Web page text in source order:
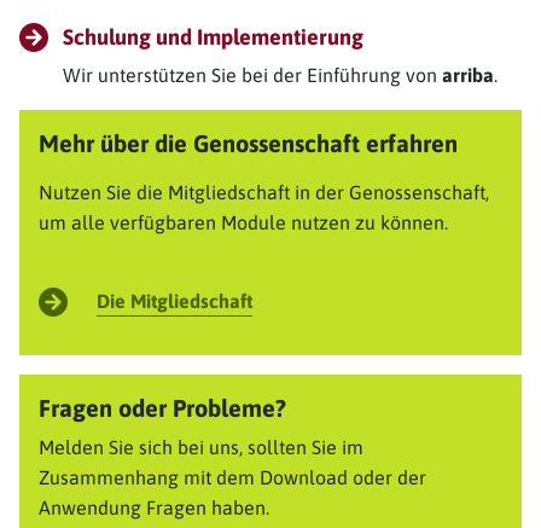
Schulung und Implementierung
Wir unterstützen Sie bei der Einführung von arriba.
Mehr über die Genossenschaft erfahren
Nutzen Sie die Mitgliedschaft in der Genossenschaft,
um alle verfügbaren Module nutzen zu können.
Die Mitgliedschaft
Fragen oder Probleme?
Melden Sie sich bei uns, sollten Sie im
Zusammenhang mit dem Download oder der
Anwendung Fragen haben.